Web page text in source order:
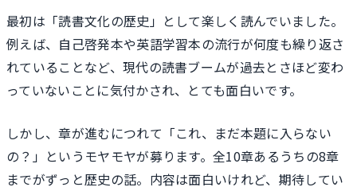
最初は「読書文化の歴史」として楽しく読んでいました。
例えば、自己啓発本や英語学習本の流行が何度も繰り返さ
れていることなど、現代の読書ブームが過去とさほど変わ
っていないことに気付かされ、とても面白いです。
しかし、章が進むにつれて「これ、まだ本題に入らない
の？」というモヤモヤが募ります。全10章あるうちの8章
までがずっと歴史の話。内容は面白いけれど、期待してい